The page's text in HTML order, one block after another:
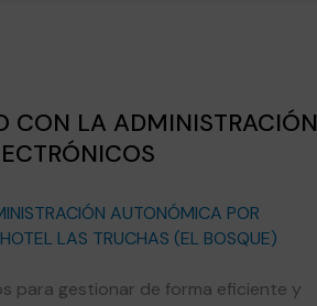
CON LA ADMINISTRACIÓN
AUTONÓMICA POR
LAS TRUCHAS (EL BOSQUE)
para gestionar de forma eficiente y